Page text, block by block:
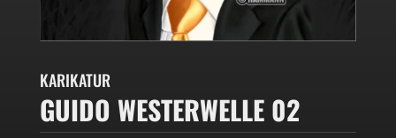
KARIKATUR
GUIDO WESTERWELLE 02